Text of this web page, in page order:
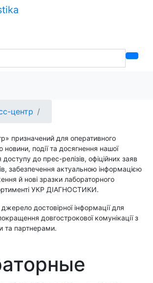
центр
призначений для оперативного
події та досягнення нашої
доступу до прес-релізів, офіційних заяв
забезпечення актуальною інформацією
й нові зразки лабораторного
УКР ДІАГНОСТИКИ.
достовірної інформації для
довгострокової комунікації з
та партнерами.